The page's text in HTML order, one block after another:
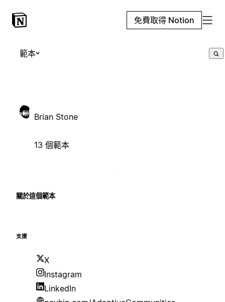
免費取得 Notion
範本
Brian Stone
13 個範本
關於這個範本
支援
X
Instagram
LinkedIn